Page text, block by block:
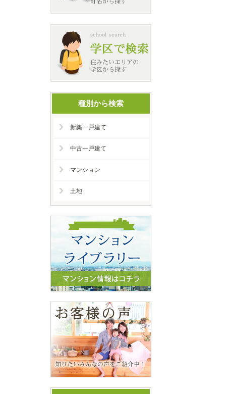
種別から検索
新築一戸建て
中古一戸建て
マンション
土地